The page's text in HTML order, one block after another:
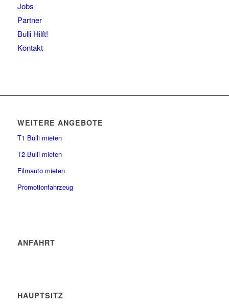
Jobs
Partner
Bulli Hilft!
Kontakt
WEITERE ANGEBOTE
T1 Bulli mieten
T2 Bulli mieten
Filmauto mieten
Promotionfahrzeug
ANFAHRT
HAUPTSITZ